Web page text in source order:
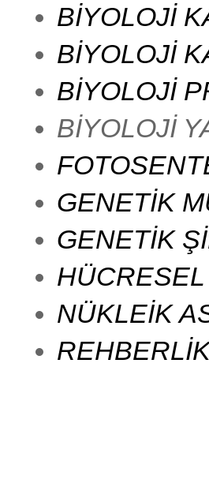
BİYOLOJİ
BİYOLOJİ
BİYOLOJİ
BİYOLOJİ
GENETİK
GENETİK
NÜKLEİK